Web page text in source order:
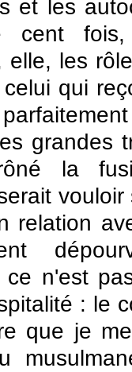
et les
cent fois,
elle, les
qui
grandes
la
relation
ce n'est
: le
que je